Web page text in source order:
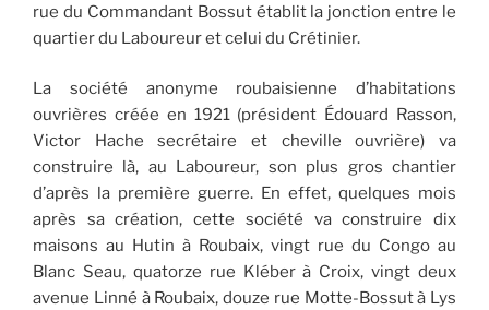
rue du Commandant Bossut établit la jonction entre le
quartier du Laboureur et celui du Crétinier.
La société anonyme roubaisienne d’habitations
ouvrières créée en 1921 (président Édouard Rasson,
Victor Hache secrétaire et cheville ouvrière) va
construire là, au Laboureur, son plus gros chantier
d’après la première guerre. En effet, quelques mois
après sa création, cette société va construire dix
maisons au Hutin à Roubaix, vingt rue du Congo au
Blanc Seau, quatorze rue Kléber à Croix, vingt deux
avenue Linné à Roubaix, douze rue Motte-Bossut à Lys